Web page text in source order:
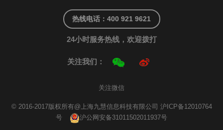
热线电话：400 921 9621
24小时服务热线，欢迎拨打
关注我们：
关注微信
© 2016-2017版权所有@上海九慧信息科技有限公司 沪ICP备12010764
号
沪公网安备31011502011937号